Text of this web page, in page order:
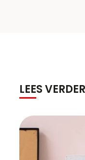
LEES